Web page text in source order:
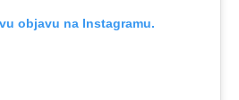
objavu na Instagramu.